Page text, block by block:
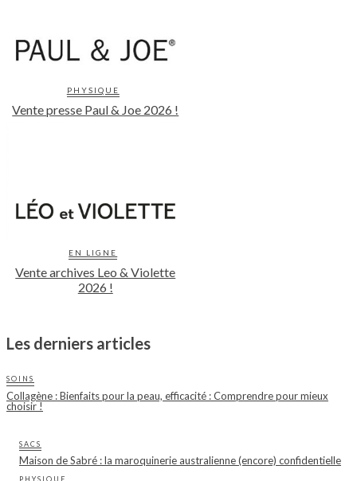
PHYSIQUE
Vente presse Paul & Joe 2026 !
EN LIGNE
Vente archives Leo & Violette
2026 !
Les derniers articles
SOINS
Collagène : Bienfaits pour la peau, efficacité : Comprendre pour mieux
choisir !
SACS
Maison de Sabré : la maroquinerie australienne (encore) confidentielle
PHYSIQUE